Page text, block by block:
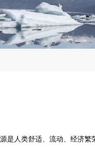
是人类舒适、流动、经济